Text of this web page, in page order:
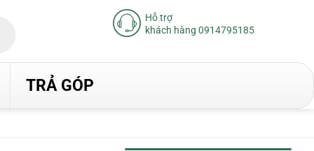
Hỗ trợ
khách hàng 0914795185
TRẢ GÓP